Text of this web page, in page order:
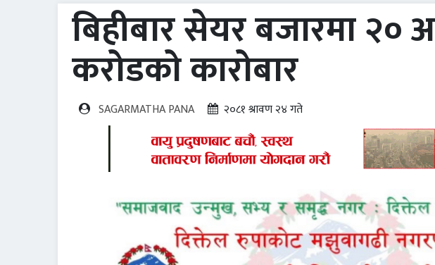
बिहीबार सेयर बजारमा २०
करोडको कारोबार
SAGARMATHA PANA २०८१ श्रावण २४ गते